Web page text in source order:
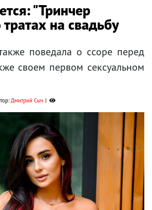
"Тринчер
на свадьбу
поведала о ссоре перед
своем первом сексуальном
Дмитрий Сыч